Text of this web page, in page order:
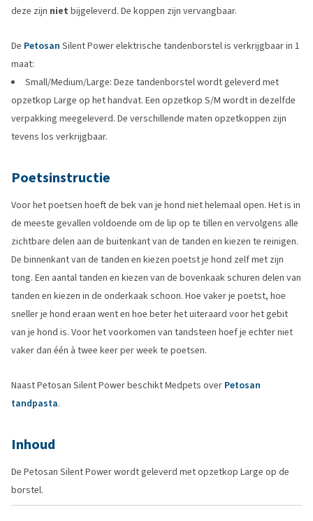
deze zijn niet bijgeleverd. De koppen zijn vervangbaar.
De Petosan Silent Power elektrische tandenborstel is verkrijgbaar in 1
maat:
Small/Medium/Large: Deze tandenborstel wordt geleverd met
opzetkop Large op het handvat. Een opzetkop S/M wordt in dezelfde
verpakking meegeleverd. De verschillende maten opzetkoppen zijn
tevens los verkrijgbaar.
Poetsinstructie
Voor het poetsen hoeft de bek van je hond niet helemaal open. Het is in
de meeste gevallen voldoende om de lip op te tillen en vervolgens alle
zichtbare delen aan de buitenkant van de tanden en kiezen te reinigen.
De binnenkant van de tanden en kiezen poetst je hond zelf met zijn
tong. Een aantal tanden en kiezen van de bovenkaak schuren delen van
tanden en kiezen in de onderkaak schoon. Hoe vaker je poetst, hoe
sneller je hond eraan went en hoe beter het uiteraard voor het gebit
van je hond is. Voor het voorkomen van tandsteen hoef je echter niet
vaker dan één à twee keer per week te poetsen.
Naast Petosan Silent Power beschikt Medpets over Petosan
tandpasta.
Inhoud
De Petosan Silent Power wordt geleverd met opzetkop Large op de
borstel.